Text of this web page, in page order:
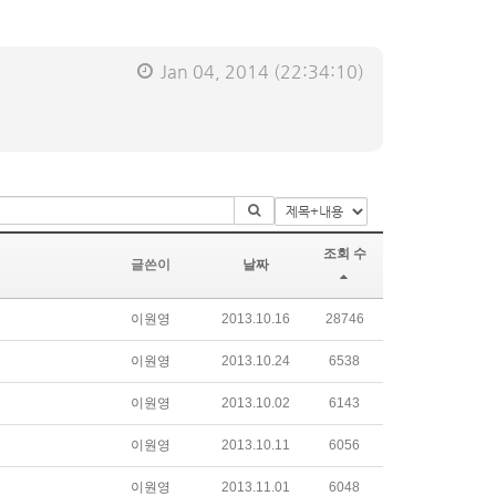
Jan 04, 2014 (22:34:10)
글쓴이 날짜
조회 수
이원영 2013.10.16 28746
이원영 2013.10.24 6538
이원영 2013.10.02 6143
이원영 2013.10.11 6056
이원영 2013.11.01 6048